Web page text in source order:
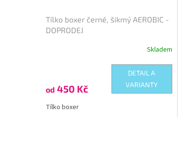
Tílko boxer černé, šikmý AEROBIC -
DOPRODEJ
Skladem
od 450 Kč
DETAIL A
VARIANTY
Tílko boxer